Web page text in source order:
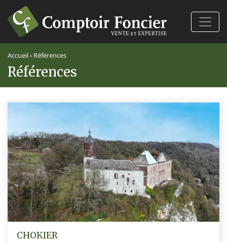
Accueil› Références
Références
CHOKIER